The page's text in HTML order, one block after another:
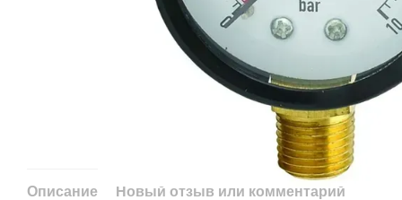
Описание Новый отзыв или комментарий